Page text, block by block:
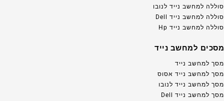
סוללה למחשב נייד לנובו
סוללה למחשב נייד Dell
סוללה למחשב נייד Hp
מסכים למחשב נייד
מסך למחשב נייד
מסך למחשב נייד אסוס
מסך למחשב נייד לנובו
מסך למחשב נייד Dell